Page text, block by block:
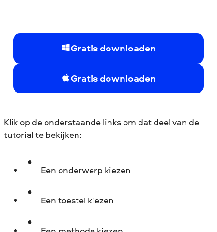
Gratis downloaden
Gratis downloaden
Klik op de onderstaande links om dat deel van de
tutorial te bekijken:
Een onderwerp kiezen
Een toestel kiezen